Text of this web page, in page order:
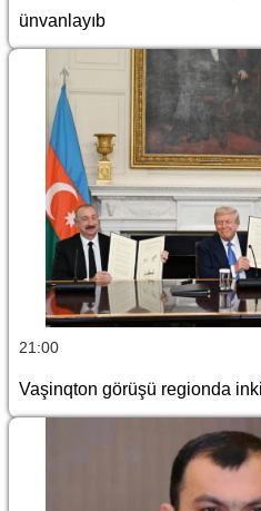
ünvanlayıb
21:00
Vaşinqton görüşü regionda